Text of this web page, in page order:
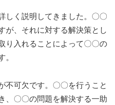
しく説明してきました。〇〇
が、それに対する解決策とし
り入れることによって〇〇の
。
不可欠です。〇〇を行うこと
、〇〇の問題を解決する一助